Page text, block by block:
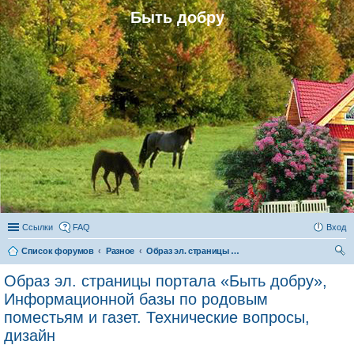
Быть добру
Ссылки FAQ Вход
Список форумов Разное
Образ эл. страницы портала «Быть добру», Информационной базы по родовым поместьям и газет. Технические вопросы, дизайн
Образ эл. страницы портала «Быть добру»,
Информационной базы по родовым
поместьям и газет. Технические вопросы,
дизайн